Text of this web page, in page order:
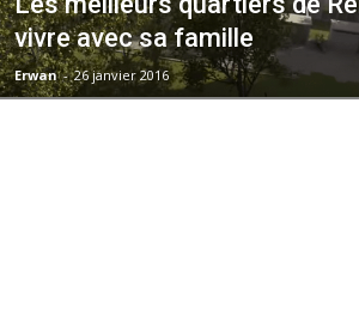
vivre avec sa famille
Erwan - 26 janvier 2016